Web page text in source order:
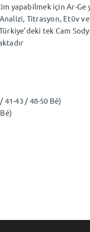
yapabilmek için Ar-Ge
Titrasyon, Etüv
tek Cam
41-43 / 48-50 Bé)